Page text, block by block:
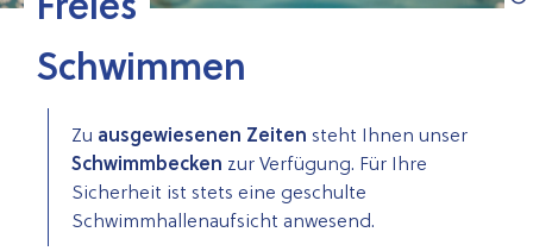
Schwimmen
Zu ausgewiesenen Zeiten steht Ihnen unser
Schwimmbecken zur Verfügung. Für Ihre
Sicherheit ist stets eine geschulte
Schwimmhallenaufsicht anwesend.